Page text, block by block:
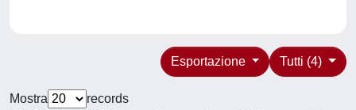
Tutti (4)
Esportazione
Mostra
records